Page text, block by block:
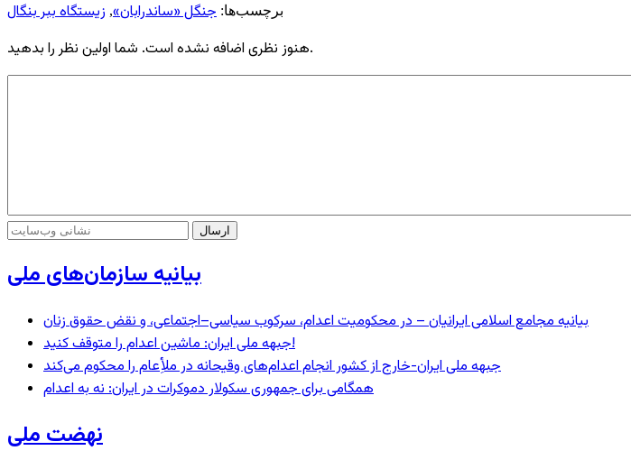
برچسب‌ها: جنگل «ساندرابان», زیستگاه ببر بنگال
هنوز نظری اضافه نشده است. شما اولین نظر را بدهید.
بیانیه سازمان‌های ملی
بیانیه مجامع اسلامی ایرانیان – در محکومیت اعدام، سرکوب سیاسی–اجتماعی، و نقض حقوق زنان
جبهه ملی ایران: ماشین اعدام را متوقف کنید!
جبهه ملی ایران-خارج از کشور انجام اعدام‌های وقیحانه در ملأِعام را محکوم می‌کند
همگامی برای جمهوری سکولار دموکرات در ایران: نه به اعدام
نهضت ملی